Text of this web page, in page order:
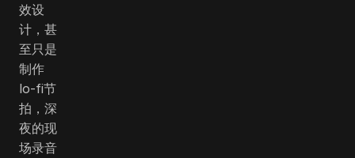
效设
计，甚
至只是
制作
lo-fi节
拍，深
夜的现
场录音